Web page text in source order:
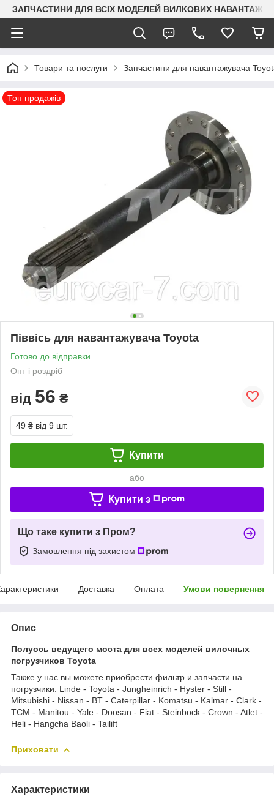
ЗАПЧАСТИНИ ДЛЯ ВСІХ МОДЕЛЕЙ ВИЛКОВИХ
Товари та послуги Запчастини для навантажувача
Топ продажів
Піввісь для навантажувача Toyota
Готово до відправки
Опт і роздріб
від 56 ₴
49 ₴ від 9 шт.
Купити
або
Купити з
Що таке купити з Пром?
Замовлення під захистом
Доставка Оплата Умови повернення
Опис
Полуось ведущего моста для всех моделей вилочных
погрузчиков Toyota
Также у нас вы можете приобрести фильтр и запчасти на
погрузчики: Linde - Toyota - Jungheinrich - Hyster - Still -
Mitsubishi - Nissan - BT - Caterpillar - Komatsu - Kalmar - Clark -
TCM - Manitou - Yale - Doosan - Fiat - Steinbock - Crown - Atlet -
Heli - Hangcha Baoli - Tailift
Приховати
Характеристики